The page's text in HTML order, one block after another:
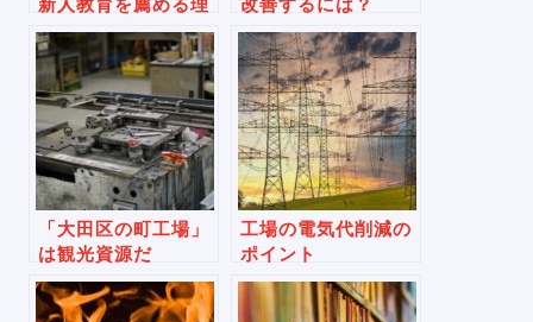
新人教育を薦める理
由
改善するには？
「大田区の町工場」
は観光資源だ
工場の電気代削減の
ポイント